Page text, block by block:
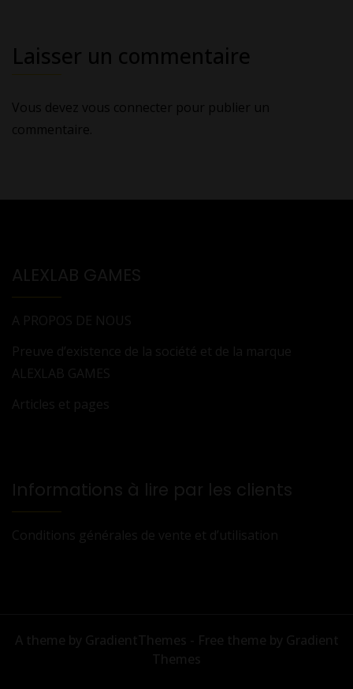
Laisser un commentaire
Vous devez vous connecter pour publier un
commentaire.